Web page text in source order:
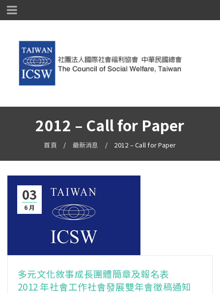
2012 – Call for Paper
首頁 / 最新消息 / 2012 – Call for Paper
03
6 月
多元文化敘事成長團體簡章及報名表
2012 年社會工作社會發展雙年會徵稿通知